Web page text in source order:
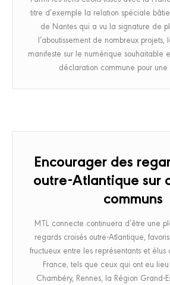
titre d’exemple la relation spéciale
de Nantes qui a vu la signature de
l’aboutissement de nombreux projets,
manifeste sur le numérique souhaitable
déclaration commune pour une
Encourager des
outre-Atlantique sur
communs
MTL connecte continuera d’être une
regards croisés outre-Atlantique,
fructueux entre les représentants et
France, tels que ceux qui ont eu
Chambéry, Rennes, la Région Grand-